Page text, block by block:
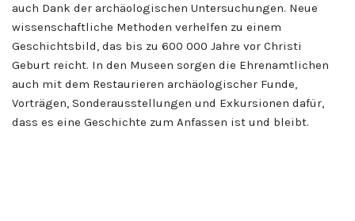
auch Dank der archäologischen Untersuchungen. Neue
wissenschaftliche Methoden verhelfen zu einem
Geschichtsbild, das bis zu 600 000 Jahre vor Christi
Geburt reicht. In den Museen sorgen die Ehrenamtlichen
auch mit dem Restaurieren archäologischer Funde,
Vorträgen, Sonderausstellungen und Exkursionen dafür,
dass es eine Geschichte zum Anfassen ist und bleibt.